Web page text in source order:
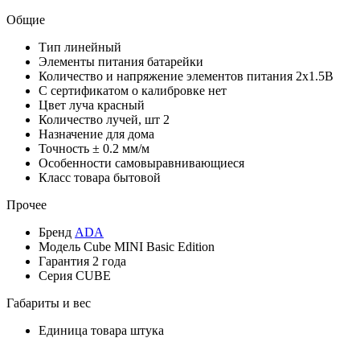
Общие
Тип линейный
Элементы питания батарейки
Количество и напряжение элементов питания 2х1.5В
С сертификатом о калибровке нет
Цвет луча красный
Количество лучей, шт 2
Назначение для дома
Точность ± 0.2 мм/м
Особенности самовыравнивающиеся
Класс товара бытовой
Прочее
Бренд ADA
Модель Cube MINI Basic Edition
Гарантия 2 года
Серия CUBE
Габариты и вес
Единица товара штука